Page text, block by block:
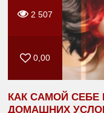
2 507
0,00
КАК САМОЙ
ДОМАШНИХ